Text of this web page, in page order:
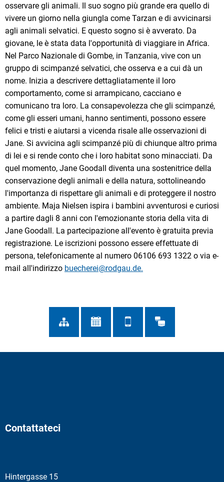
osservare gli animali. Il suo sogno più grande era quello di
vivere un giorno nella giungla come Tarzan e di avvicinarsi
agli animali selvatici. E questo sogno si è avverato. Da
giovane, le è stata data l'opportunità di viaggiare in Africa.
Nel Parco Nazionale di Gombe, in Tanzania, vive con un
gruppo di scimpanzé selvatici, che osserva e a cui dà un
nome. Inizia a descrivere dettagliatamente il loro
comportamento, come si arrampicano, cacciano e
comunicano tra loro. La consapevolezza che gli scimpanzé,
come gli esseri umani, hanno sentimenti, possono essere
felici e tristi e aiutarsi a vicenda risale alle osservazioni di
Jane. Si avvicina agli scimpanzé più di chiunque altro prima
di lei e si rende conto che i loro habitat sono minacciati. Da
quel momento, Jane Goodall diventa una sostenitrice della
conservazione degli animali e della natura, sottolineando
l'importanza di rispettare gli animali e di proteggere il nostro
ambiente. Maja Nielsen ispira i bambini avventurosi e curiosi
a partire dagli 8 anni con l'emozionante storia della vita di
Jane Goodall. La partecipazione all'evento è gratuita previa
registrazione. Le iscrizioni possono essere effettuate di
persona, telefonicamente al numero 06106 693 1322 o via e-
mail all'indirizzo buecherei@rodgau.de.
Contattateci
Hintergasse 15